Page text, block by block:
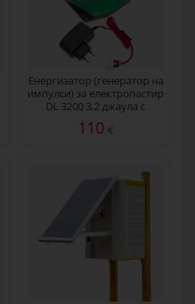
Енергизатор (генератор на
импулси) за електропастир
DL 3200 3,2 джаула с
110 €